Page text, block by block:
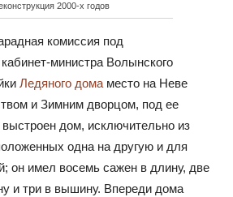
2000-х годов
комиссия под
министра Волынского
Ледяного дома место на Неве
и Зимним дворцом, под ее
дом, исключительно из
одна на другую и для
он имел восемь сажен в длину, две
и три в вышину. Впереди дома